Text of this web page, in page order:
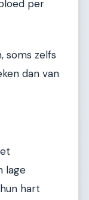
per
soms zelfs
dan van
lage
hart